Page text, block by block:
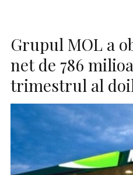
Grupul MOL a
net de 786
trimestrul al